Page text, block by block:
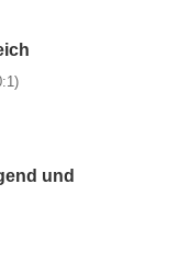
und